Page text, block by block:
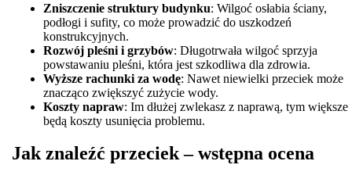
Zniszczenie struktury budynku: Wilgoć osłabia ściany,
podłogi i sufity, co może prowadzić do uszkodzeń
konstrukcyjnych.
Rozwój pleśni i grzybów: Długotrwała wilgoć sprzyja
powstawaniu pleśni, która jest szkodliwa dla zdrowia.
Wyższe rachunki za wodę: Nawet niewielki przeciek może
znacząco zwiększyć zużycie wody.
Koszty napraw: Im dłużej zwlekasz z naprawą, tym większe
będą koszty usunięcia problemu.
Jak znaleźć przeciek – wstępna ocena